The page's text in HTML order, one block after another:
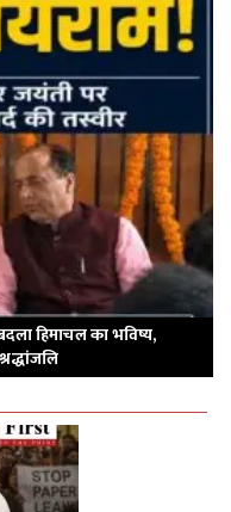
हिमाचल का भविष्य,